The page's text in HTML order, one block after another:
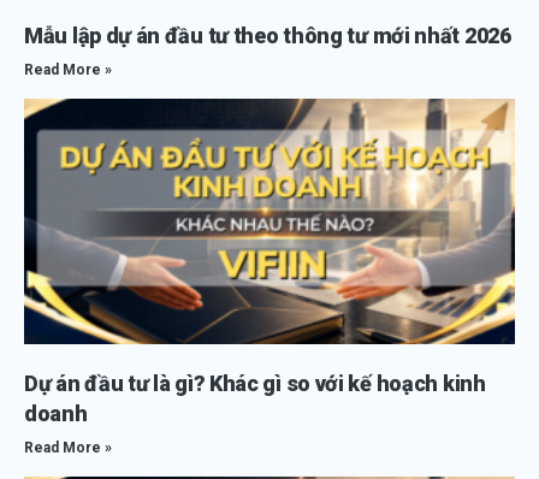
Mẫu lập dự án đầu tư theo thông tư mới nhất 2026
Read More »
Dự án đầu tư là gì? Khác gì so với kế hoạch kinh
doanh
Read More »